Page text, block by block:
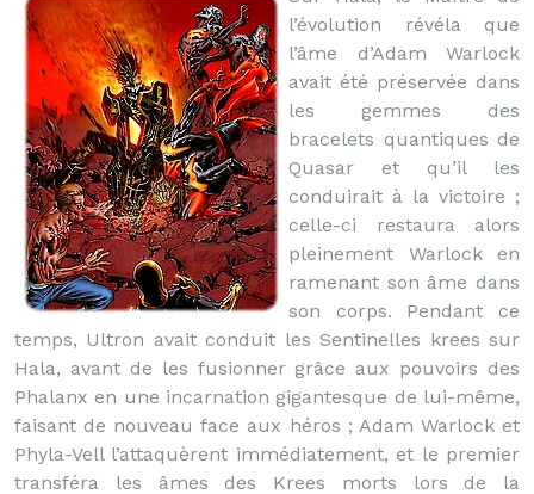
l’évolution révéla que
l’âme d’Adam Warlock
avait été préservée dans
les gemmes des
bracelets quantiques de
Quasar et qu’il les
conduirait à la victoire ;
celle-ci restaura alors
pleinement Warlock en
ramenant son âme dans
son corps. Pendant ce
temps, Ultron avait conduit les Sentinelles krees sur
Hala, avant de les fusionner grâce aux pouvoirs des
Phalanx en une incarnation gigantesque de lui-même,
faisant de nouveau face aux héros ; Adam Warlock et
Phyla-Vell l’attaquèrent immédiatement, et le premier
transféra les âmes des Krees morts lors de la